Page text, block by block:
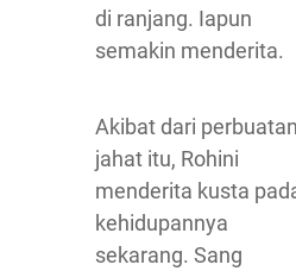
di ranjang. Iapun
semakin menderita.
Akibat dari perbuatan
jahat itu, Rohini
menderita kusta
kehidupannya
sekarang. Sang